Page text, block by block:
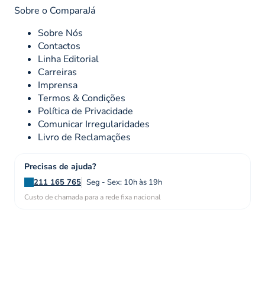
Sobre o ComparaJá
Sobre Nós
Contactos
Linha Editorial
Carreiras
Imprensa
Termos & Condições
Política de Privacidade
Comunicar Irregularidades
Livro de Reclamações
Precisas de ajuda?
211 165 765 Seg - Sex: 10h às 19h
Custo de chamada para a rede fixa nacional